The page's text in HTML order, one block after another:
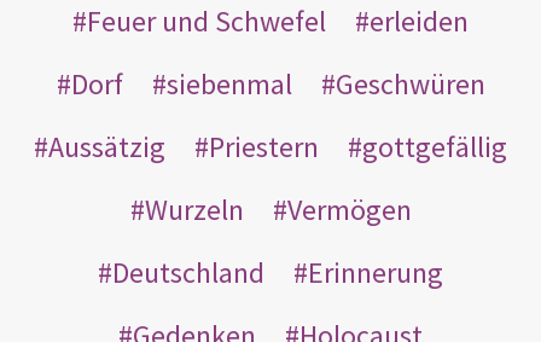
Feuer und Schwefel
erleiden
Dorf
siebenmal
Geschwüren
Aussätzig
Priestern
gottgefällig
Wurzeln
Vermögen
Deutschland
Erinnerung